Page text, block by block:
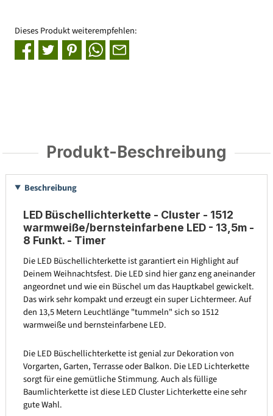
Dieses Produkt weiterempfehlen:
Produkt-Beschreibung
Beschreibung
LED Büschellichterkette - Cluster - 1512
warmweiße/bernsteinfarbene LED - 13,5m -
8 Funkt. - Timer
Die LED Büschellichterkette ist garantiert ein Highlight auf
Deinem Weihnachtsfest. Die LED sind hier ganz eng aneinander
angeordnet und wie ein Büschel um das Hauptkabel gewickelt.
Das wirk sehr kompakt und erzeugt ein super Lichtermeer. Auf
den 13,5 Metern Leuchtlänge "tummeln" sich so 1512
warmweiße und bernsteinfarbene LED.
Die LED Büschellichterkette ist genial zur Dekoration von
Vorgarten, Garten, Terrasse oder Balkon. Die LED Lichterkette
sorgt für eine gemütliche Stimmung. Auch als füllige
Baumlichterkette ist diese LED Cluster Lichterkette eine sehr
gute Wahl.